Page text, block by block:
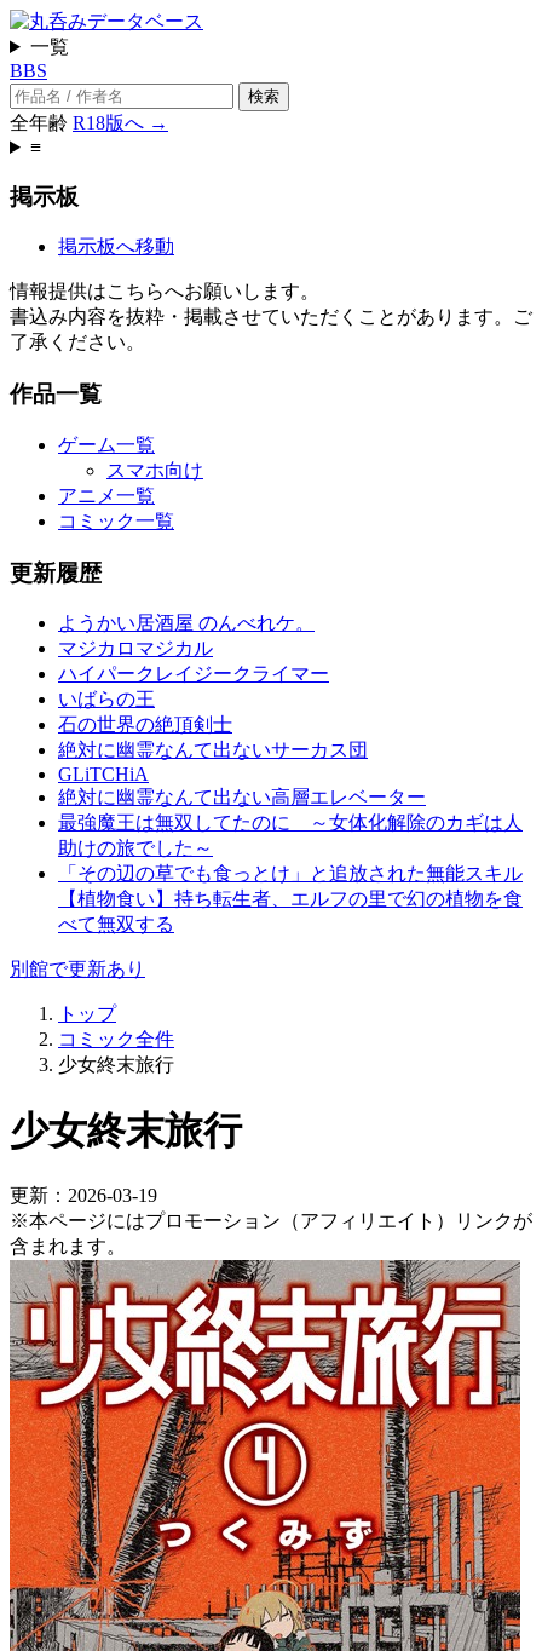
一覧
BBS
検索
全年齢 R18版へ →
≡
掲示板
掲示板へ移動
情報提供はこちらへお願いします。
書込み内容を抜粋・掲載させていただくことがあります。ご
了承ください。
作品一覧
ゲーム一覧
スマホ向け
アニメ一覧
コミック一覧
更新履歴
ようかい居酒屋 のんべれケ。
マジカロマジカル
ハイパークレイジークライマー
いばらの王
石の世界の絶頂剣士
絶対に幽霊なんて出ないサーカス団
GLiTCHiA
絶対に幽霊なんて出ない高層エレベーター
最強魔王は無双してたのに ～女体化解除のカギは人
助けの旅でした～
「その辺の草でも食っとけ」と追放された無能スキル
【植物食い】持ち転生者、エルフの里で幻の植物を食
べて無双する
別館で更新あり
トップ
コミック全件
少女終末旅行
少女終末旅行
更新：2026-03-19
※本ページにはプロモーション（アフィリエイト）リンクが
含まれます。